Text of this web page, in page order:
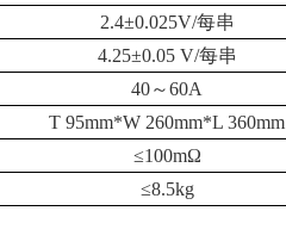
2.4±0.025V/每串
4.25±0.05 V/每串
40～60A
T 95mm*W 260mm*L 360mm
≤100mΩ
≤8.5kg